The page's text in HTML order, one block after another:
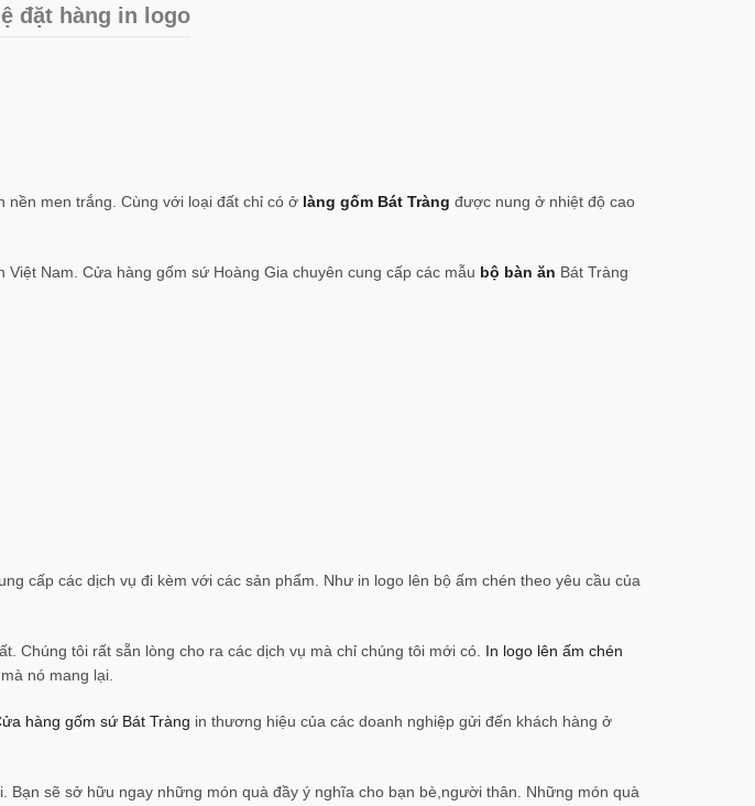
đặt hàng in logo
men trắng. Cùng với loại đất chỉ có ở làng gốm Bát Tràng được nung ở nhiệt độ cao
Nam. Cửa hàng gốm sứ Hoàng Gia chuyên cung cấp các mẫu bộ bàn ăn Bát Tràng
cấp các dịch vụ đi kèm với các sản phẩm. Như in logo lên bộ ấm chén theo yêu cầu của
Chúng tôi rất sẵn lòng cho ra các dịch vụ mà chỉ chúng tôi mới có. In logo lên ấm chén
nó mang lại.
hàng gốm sứ Bát Tràng in thương hiệu của các doanh nghiệp gửi đến khách hàng ở
sẽ sở hữu ngay những món quà đầy ý nghĩa cho bạn bè,người thân. Những món quà